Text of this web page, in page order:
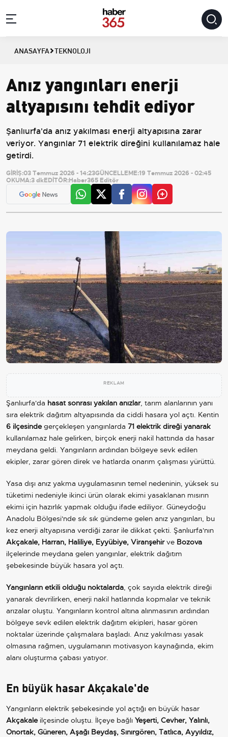
ANASAYFA TEKNOLOJI
Anız yangınları enerji
altyapısını tehdit ediyor
Şanlıurfa'da anız yakılması enerji altyapısına zarar
veriyor. Yangınlar 71 elektrik direğini kullanılamaz hale
getirdi.
GİRİŞ:03 Temmuz 2026 - 14:23GÜNCELLEME:19 Temmuz 2026 - 02:45
OKUMA:3 dkEDİTÖR:Haber365 Editör
REKLAM
Şanlıurfa'da hasat sonrası yakılan anızlar, tarım alanlarının yanı
sıra elektrik dağıtım altyapısında da ciddi hasara yol açtı. Kentin
6 ilçesindegerçekleşen yangınlarda 71 elektrik direği yanarak
kullanılamaz hale gelirken, birçok enerji nakil hattında da hasar
meydana geldi. Yangınların ardından bölgeye sevk edilen
ekipler, zarar gören direk ve hatlarda onarım çalışması yürüttü.
Yasa dışı anız yakma uygulamasının temel nedeninin, yüksek su
tüketimi nedeniyle ikinci ürün olarak ekimi yasaklanan mısırın
ekimi için hazırlık yapmak olduğu ifade ediliyor. Güneydoğu
Anadolu Bölgesi'nde sık sık gündeme gelen anız yangınları, bu
kez enerji altyapısına verdiği zarar ile dikkat çekti. Şanlıurfa'nın
Akçakale, Harran, Haliliye, Eyyübiye, Viranşehirve Bozova
ilçelerinde meydana gelen yangınlar, elektrik dağıtım
şebekesinde büyük hasara yol açtı.
Yangınların etkili olduğu noktalarda, çok sayıda elektrik direği
yanarak devrilirken, enerji nakil hatlarında kopmalar ve teknik
arızalar oluştu. Yangınların kontrol altına alınmasının ardından
bölgeye sevk edilen elektrik dağıtım ekipleri, hasar gören
noktalar üzerinde çalışmalara başladı. Anız yakılması yasak
olmasına rağmen, uygulamanın motivasyon kaynağında, ekim
alanı oluşturma çabası yatıyor.
En büyük hasar Akçakale'de
Yangınların elektrik şebekesinde yol açtığı en büyük hasar
Akçakaleilçesinde oluştu. İlçeye bağlı Yeşerti, Cevher, Yalınlı,
Onortak, Güneren, Aşağı Beydaş, Sınırgören, Tatlıca, Ayyıldız,